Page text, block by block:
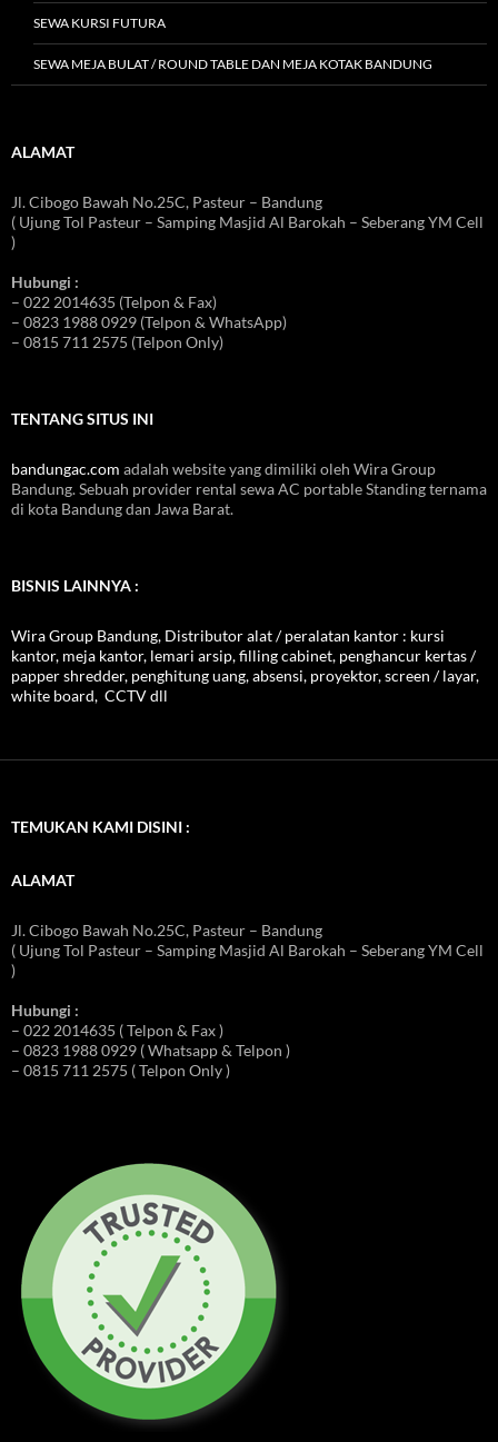
SEWA KURSI FUTURA
SEWA MEJA BULAT / ROUND TABLE DAN MEJA KOTAK BANDUNG
ALAMAT
Jl. Cibogo Bawah No.25C, Pasteur – Bandung
( Ujung Tol Pasteur – Samping Masjid Al Barokah – Seberang YM Cell
)
Hubungi :
– 022 2014635 (Telpon & Fax)
– 0823 1988 0929 (Telpon & WhatsApp)
– 0815 711 2575 (Telpon Only)
TENTANG SITUS INI
bandungac.com adalah website yang dimiliki oleh Wira Group
Bandung. Sebuah provider rental sewa AC portable Standing ternama
di kota Bandung dan Jawa Barat.
BISNIS LAINNYA :
Wira Group Bandung, Distributor alat / peralatan kantor : kursi
kantor, meja kantor, lemari arsip, filling cabinet, penghancur kertas /
papper shredder, penghitung uang, absensi, proyektor, screen / layar,
white board, CCTV dll
TEMUKAN KAMI DISINI :
ALAMAT
Jl. Cibogo Bawah No.25C, Pasteur – Bandung
( Ujung Tol Pasteur – Samping Masjid Al Barokah – Seberang YM Cell
)
Hubungi :
– 022 2014635 ( Telpon & Fax )
– 0823 1988 0929 ( Whatsapp & Telpon )
– 0815 711 2575 ( Telpon Only )